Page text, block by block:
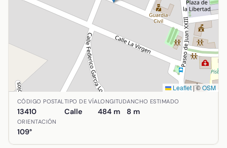
Leaflet |©OSM
Ubicación de Calle Portugal en Agudo, Ciudad Real.
CÓDIGO POSTAL
13410
TIPO DE VÍA
Calle
LONGITUD
484 m
ANCHO ESTIMADO
8 m
ORIENTACIÓN
109°